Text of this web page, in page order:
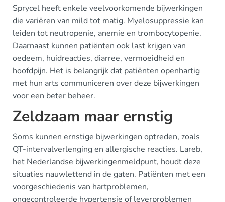
Sprycel heeft enkele veelvoorkomende bijwerkingen
die variëren van mild tot matig. Myelosuppressie kan
leiden tot neutropenie, anemie en trombocytopenie.
Daarnaast kunnen patiënten ook last krijgen van
oedeem, huidreacties, diarree, vermoeidheid en
hoofdpijn. Het is belangrijk dat patiënten openhartig
met hun arts communiceren over deze bijwerkingen
voor een beter beheer.
Zeldzaam maar ernstig
Soms kunnen ernstige bijwerkingen optreden, zoals
QT-intervalverlenging en allergische reacties. Lareb,
het Nederlandse bijwerkingenmeldpunt, houdt deze
situaties nauwlettend in de gaten. Patiënten met een
voorgeschiedenis van hartproblemen,
ongecontroleerde hypertensie of leverproblemen